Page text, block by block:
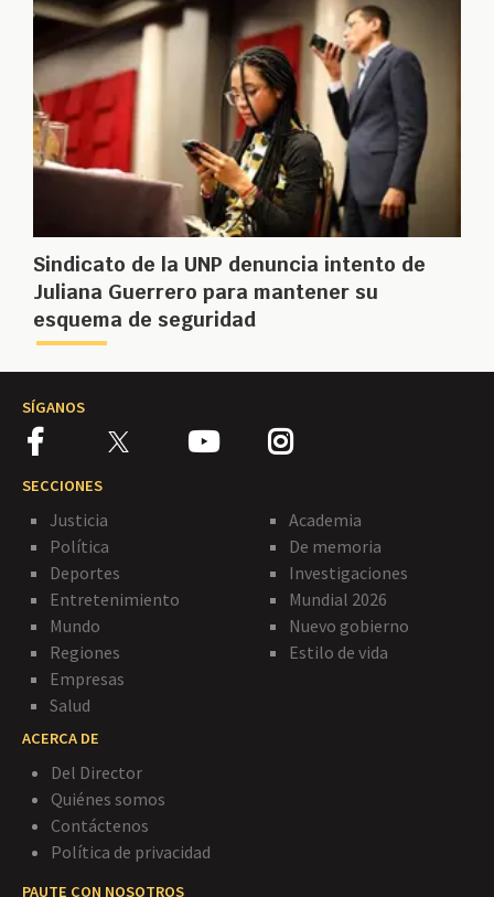
Sindicato de la UNP denuncia intento de
Juliana Guerrero para mantener su
esquema de seguridad
SÍGANOS
SECCIONES
Justicia
Política
Deportes
Entretenimiento
Mundo
Regiones
Empresas
Salud
Academia
De memoria
Investigaciones
Mundial 2026
Nuevo gobierno
Estilo de vida
ACERCA DE
Del Director
Quiénes somos
Contáctenos
Política de privacidad
PAUTE CON NOSOTROS